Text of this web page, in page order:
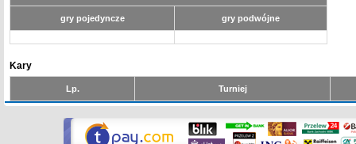
gry pojedyncze gry podwójne
Kary
Lp. Turniej